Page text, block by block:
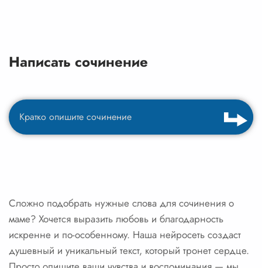
Написать сочинение
Сложно подобрать нужные слова для сочинения о
маме? Хочется выразить любовь и благодарность
искренне и по-особенному. Наша нейросеть создаст
душевный и уникальный текст, который тронет сердце.